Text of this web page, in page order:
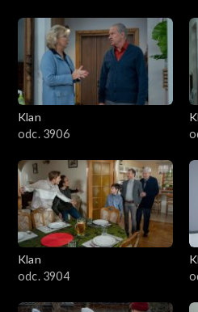
Klan
odc. 3906
Klan
odc. 3904